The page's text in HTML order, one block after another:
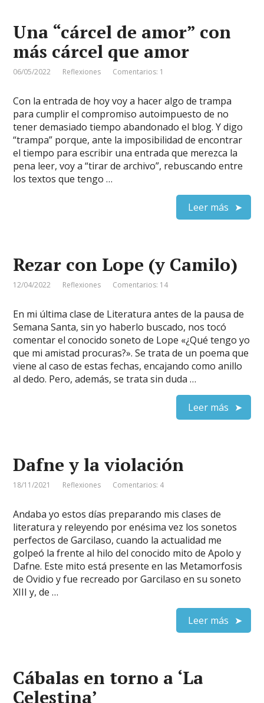
Una “cárcel de amor” con
más cárcel que amor
06/05/2022 Reflexiones Comentarios: 1
Con la entrada de hoy voy a hacer algo de trampa
para cumplir el compromiso autoimpuesto de no
tener demasiado tiempo abandonado el blog. Y digo
“trampa” porque, ante la imposibilidad de encontrar
el tiempo para escribir una entrada que merezca la
pena leer, voy a “tirar de archivo”, rebuscando entre
los textos que tengo …
Leer más
Rezar con Lope (y Camilo)
12/04/2022 Reflexiones Comentarios: 14
En mi última clase de Literatura antes de la pausa de
Semana Santa, sin yo haberlo buscado, nos tocó
comentar el conocido soneto de Lope «¿Qué tengo yo
que mi amistad procuras?». Se trata de un poema que
viene al caso de estas fechas, encajando como anillo
al dedo. Pero, además, se trata sin duda …
Leer más
Dafne y la violación
18/11/2021 Reflexiones Comentarios: 4
Andaba yo estos días preparando mis clases de
literatura y releyendo por enésima vez los sonetos
perfectos de Garcilaso, cuando la actualidad me
golpeó la frente al hilo del conocido mito de Apolo y
Dafne. Este mito está presente en las Metamorfosis
de Ovidio y fue recreado por Garcilaso en su soneto
XIII y, de …
Leer más
Cábalas en torno a ‘La
Celestina’